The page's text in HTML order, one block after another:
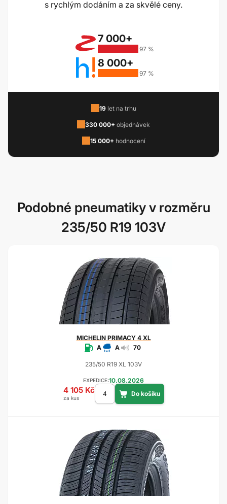
s rychlým dodáním a za skvělé ceny.
7 000+
97 %
8 000+
97 %
19let na trhu
330 000+ objednávek
15 000+ hodnocení
Podobné pneumatiky v rozměru
235/50 R19 103V
MICHELINPRIMACY 4 XL
A
A 70
235/50 R19 XL 103V
EXPEDICE:10.08.2026
4 105 Kč
za kus